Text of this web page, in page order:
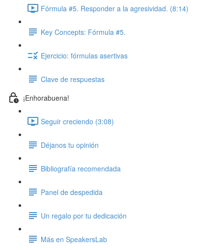
Fórmula #5. Responder a la agresividad. (8:14)
Key Concepts: Fórmula #5.
Ejercicio: fórmulas asertivas
Clave de respuestas
¡Enhorabuena!
Seguir creciendo (3:08)
Déjanos tu opinión
Bibliografía recomendada
Panel de despedida
Un regalo por tu dedicación
Más en SpeakersLab